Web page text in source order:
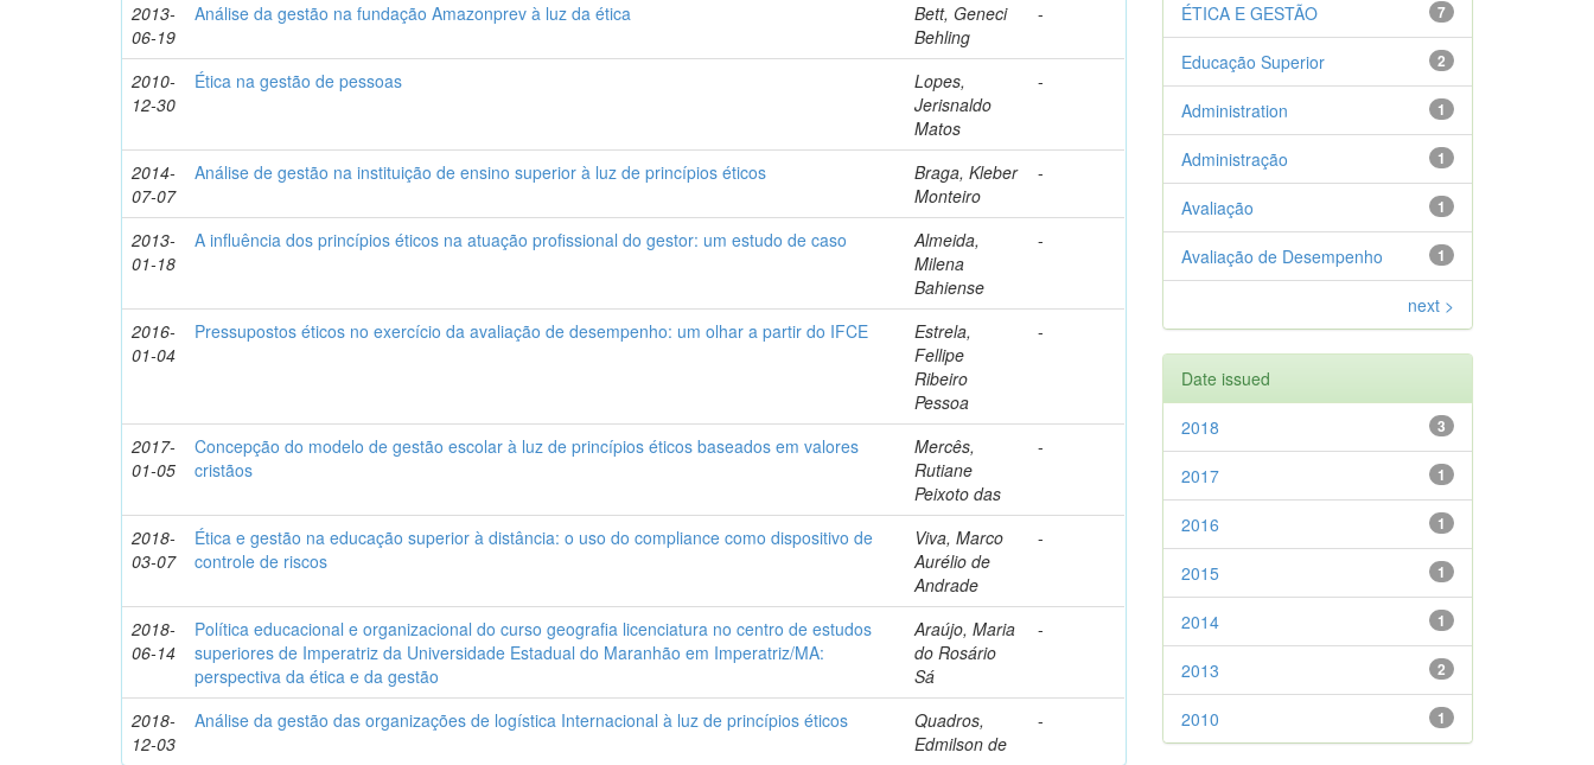
2013-
06-19
Análise da gestão na fundação Amazonprev à luz da ética
Bett, Geneci
Behling
-
2010-
12-30
Ética na gestão de pessoas
Lopes,
Jerisnaldo
Matos
-
2014-
07-07
Análise de gestão na instituição de ensino superior à luz de princípios éticos
Braga, Kleber
Monteiro
-
2013-
01-18
A influência dos princípios éticos na atuação profissional do gestor: um estudo de caso
Almeida,
Milena
Bahiense
-
2016-
01-04
Pressupostos éticos no exercício da avaliação de desempenho: um olhar a partir do IFCE
Estrela,
Fellipe
Ribeiro
Pessoa
-
2017-
01-05
Concepção do modelo de gestão escolar à luz de princípios éticos baseados em valores
cristãos
Mercês,
Rutiane
Peixoto das
-
2018-
03-07
Ética e gestão na educação superior à distância: o uso do compliance como dispositivo de
controle de riscos
Viva, Marco
Aurélio de
Andrade
-
2018-
06-14
Política educacional e organizacional do curso geografia licenciatura no centro de estudos
superiores de Imperatriz da Universidade Estadual do Maranhão em Imperatriz/MA:
perspectiva da ética e da gestão
Araújo, Maria
do Rosário
Sá
-
2018-
12-03
Análise da gestão das organizações de logística Internacional à luz de princípios éticos
Quadros,
Edmilson de
-
7
ÉTICA E GESTÃO
2
Educação Superior
1
Administration
1
Administração
1
Avaliação
1
Avaliação de Desempenho
next >
Date issued
3
2018
1
2017
1
2016
1
2015
1
2014
2
2013
1
2010